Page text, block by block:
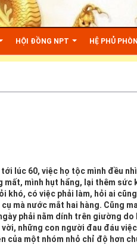
HỘI ĐỒNG NPT HỆ PHỦ
lúc 60, việc họ tộc mình đều
mất, mình hụt hẩng, lại thêm
khó, có việc phải làm, hỏi ai
cụ mà nước mắt hai hàng. Cũng
phải nằm dính trên giường
những con người đau đáu
của một nhóm nhỏ chỉ độ hơn